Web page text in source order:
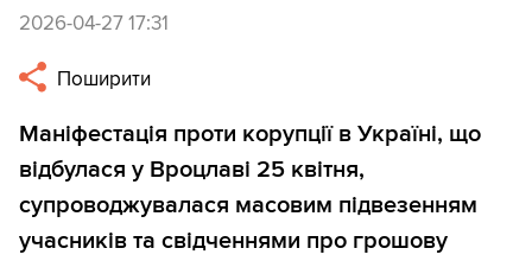
2026-04-27 17:31
Поширити
Маніфестація проти корупції в Україні, що
відбулася у Вроцлаві 25 квітня,
супроводжувалася масовим підвезенням
учасників та свідченнями про грошову